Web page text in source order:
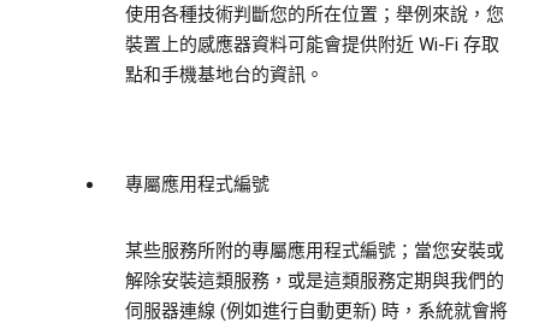
使用各種技術判斷您的所在位置；舉例來說，您
裝置上的感應器資料可能會提供附近 Wi-Fi 存取
點和手機基地台的資訊。
專屬應用程式編號
某些服務所附的專屬應用程式編號；當您安裝或
解除安裝這類服務，或是這類服務定期與我們的
伺服器連線 (例如進行自動更新) 時，系統就會將